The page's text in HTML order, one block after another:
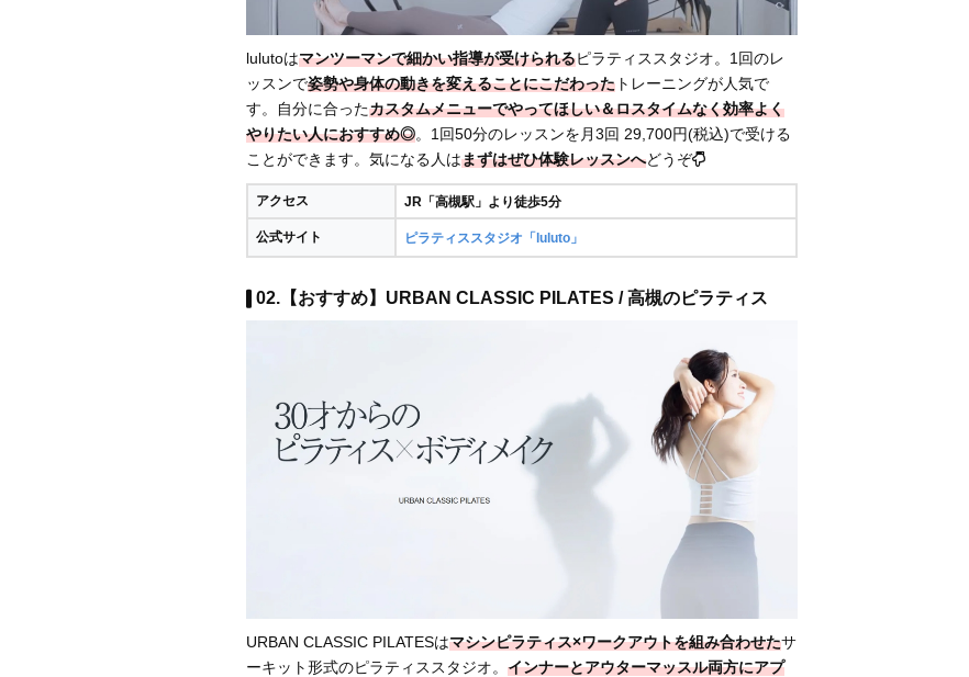
lulutoはマンツーマンで細かい指導が受けられるピラティススタジオ。1回のレ
ッスンで姿勢や身体の動きを変えることにこだわったトレーニングが人気で
す。自分に合ったカスタムメニューでやってほしい＆ロスタイムなく効率よく
やりたい人におすすめ◎。1回50分のレッスンを月3回 29,700円(税込)で受ける
ことができます。気になる人はまずはぜひ体験レッスンへどうぞ
アクセス JR「高槻駅」より徒歩5分
公式サイト ピラティススタジオ「luluto」
02.【おすすめ】URBAN CLASSIC PILATES / 高槻のピラティス
URBAN CLASSIC PILATESはマシンピラティス×ワークアウトを組み合わせたサ
ーキット形式のピラティススタジオ。 インナーとアウターマッスル両方にアプ